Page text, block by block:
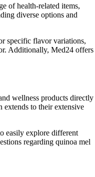
of health-related items,
diverse options and
specific flavor variations,
Additionally, Med24 offers
wellness products directly
extends to their extensive
easily explore different
regarding quinoa mel